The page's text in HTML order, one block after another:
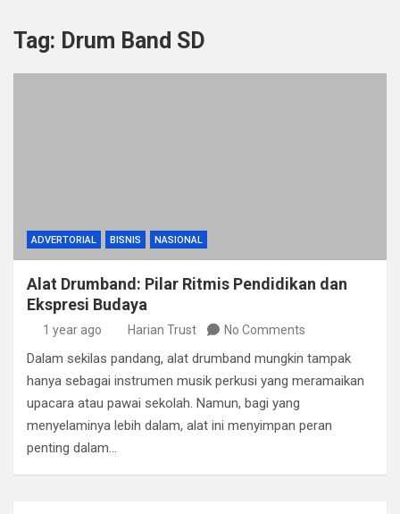
Tag: Drum Band SD
ADVERTORIAL BISNIS NASIONAL
Alat Drumband: Pilar Ritmis Pendidikan dan
Ekspresi Budaya
1 year ago Harian Trust No Comments
Dalam sekilas pandang, alat drumband mungkin tampak
hanya sebagai instrumen musik perkusi yang meramaikan
upacara atau pawai sekolah. Namun, bagi yang
menyelaminya lebih dalam, alat ini menyimpan peran
penting dalam…